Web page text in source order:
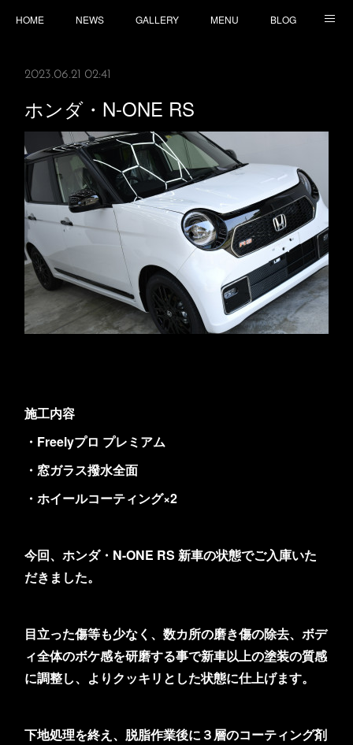
HOME NEWS GALLERY MENU BLOG
2023.06.21 02:41
ホンダ・N-ONE RS
施工内容
・Freelyプロ プレミアム
・窓ガラス撥水全面
・ホイールコーティング×2
今回、ホンダ・N-ONE RS 新車の状態でご入庫いた
だきました。
目立った傷等も少なく、数カ所の磨き傷の除去、ボデ
ィ全体のボケ感を研磨する事で新車以上の塗装の質感
に調整し、よりクッキリとした状態に仕上げます。
下地処理を終え、脱脂作業後に３層のコーティング剤